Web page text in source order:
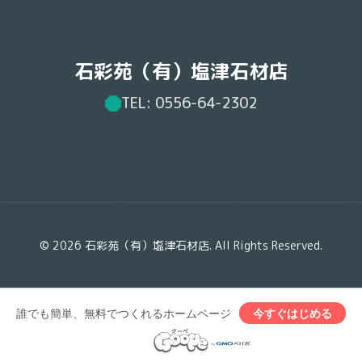
石彩苑（有）塩津石材店
TEL: 0556-64-2302
© 2026 石彩苑（有）塩津石材店. All Rights Reserved.
誰でも簡単、無料でつくれるホームページ 今すぐはじめる